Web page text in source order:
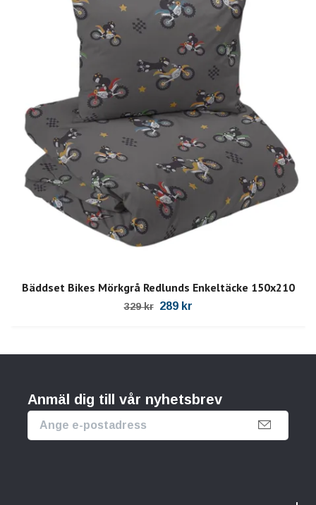
Bäddset Bikes Mörkgrå Redlunds Enkeltäcke 150x210
329 kr 289 kr
Anmäl dig till vår nyhetsbrev